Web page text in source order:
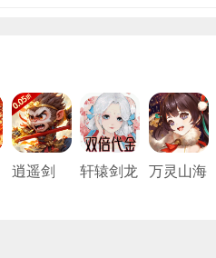
逍遥剑
轩辕剑龙
万灵山海